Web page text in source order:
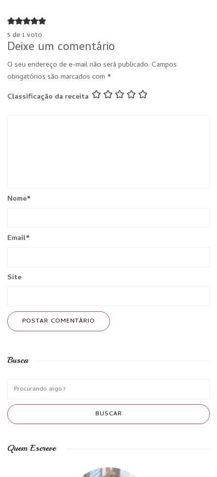
5 de 1 voto
Deixe um comentário
O seu endereço de e-mail não será publicado. Campos
obrigatórios são marcados com *
Classificação da receita
Nome*
Email*
Site
Busca
Quem Escreve